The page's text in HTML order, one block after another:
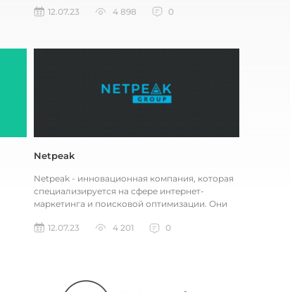
12.07.23
4 898 0
Netpeak
Netpeak - инновационная компания, которая
специализируется на сфере интернет-
маркетинга и поисковой оптимизации. Они
12.07.23
4 201 0